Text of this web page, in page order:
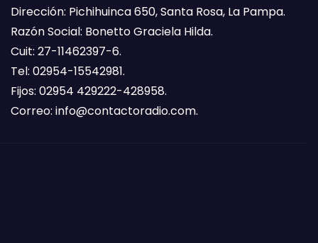
Dirección: Pichihuinca 650, Santa Rosa, La Pampa.
Razón Social: Bonetto Graciela Hilda.
Cuit: 27-11462397-6.
Tel: 02954-15542981.
Fijos: 02954 429222-428958.
Correo: info@contactoradio.com.